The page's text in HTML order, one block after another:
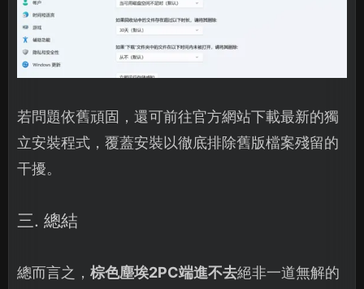
若問題依舊頑固，還可前往官方網站下載最新的獨
立安裝程式，覆蓋安裝以徹底排除舊版檔案殘留的
干擾。
三. 總結
總而言之， 棕色塵埃2PC端進不去絕非一道無解的